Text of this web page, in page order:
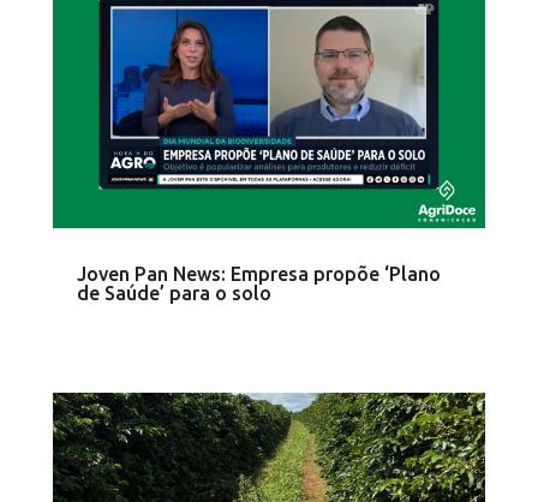
Joven Pan News: Empresa propõe ‘Plano
de Saúde’ para o solo